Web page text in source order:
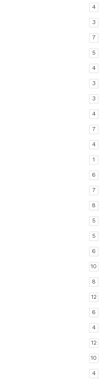
4
3
7
5
4
3
3
4
7
4
1
6
7
8
5
5
6
10
8
12
6
4
12
10
4